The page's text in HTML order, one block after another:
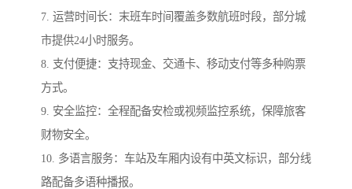
7. 运营时间长：末班车时间覆盖多数航班时段，部分城
市提供24小时服务。
8. 支付便捷：支持现金、交通卡、移动支付等多种购票
方式。
9. 安全监控：全程配备安检或视频监控系统，保障旅客
财物安全。
10. 多语言服务：车站及车厢内设有中英文标识，部分线
路配备多语种播报。